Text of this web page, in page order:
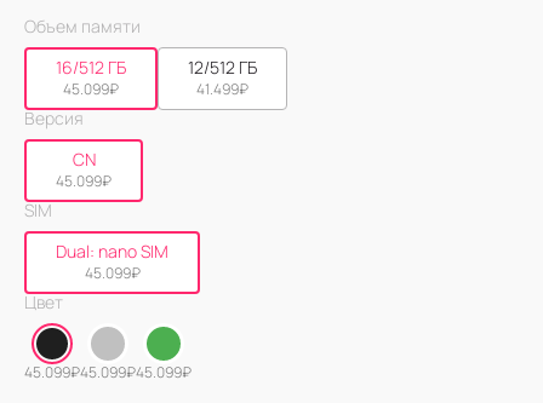
Объем памяти
16/512 ГБ
45.099₽
12/512 ГБ
41.499₽
Версия
CN
45.099₽
SIM
Dual: nano SIM
45.099₽
Цвет
45.099₽45.099₽45.099₽